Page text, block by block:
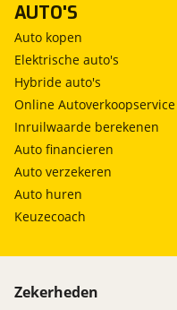
AUTO'S
Auto kopen
Elektrische auto's
Hybride auto's
Online Autoverkoopservice
Inruilwaarde berekenen
Auto financieren
Auto verzekeren
Auto huren
Keuzecoach
Zekerheden